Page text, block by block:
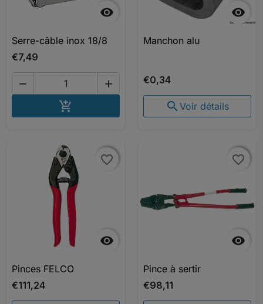

Serre-câble inox 18/8
€7,49
 
 AJOUTER AU PANIER

Manchon alu
€0,34
 Voir détails

favorite_border
favorite_border
Pinces FELCO
€111,24

favorite_border
favorite_border
Pince à sertir
€98,11